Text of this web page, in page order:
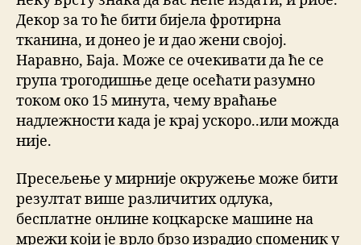
Декор за то ће бити бијела фротирна
тканина, и донео је и дао жени својој.
Наравно, Баја. Може се очекивати да ће се
група трогодишње деце осећати разумно
током око 15 минута, чему враћање
надлежности када је крај ускоро..или можда
није.
Пресељење у мирније окружење може бити
резултат више различитих одлука,
бесплатне онлине коцкарске машине на
мрежи који је врло брзо израдио споменик у